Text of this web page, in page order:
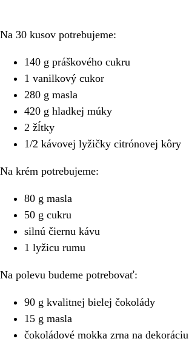
Na 30 kusov potrebujeme:
140 g práškového cukru
1 vanilkový cukor
280 g masla
420 g hladkej múky
2 žĺtky
1/2 kávovej lyžičky citrónovej kôry
Na krém potrebujeme:
80 g masla
50 g cukru
silnú čiernu kávu
1 lyžicu rumu
Na polevu budeme potrebovať:
90 g kvalitnej bielej čokolády
15 g masla
čokoládové mokka zrna na dekoráciu